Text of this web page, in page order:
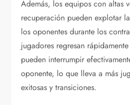
Además, los equipos con altas
recuperación pueden explotar
los oponentes durante los
jugadores regresan
pueden interrumpir
oponente, lo que lleva a más
exitosas y transiciones.